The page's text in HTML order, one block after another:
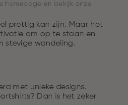
homepage en bekijk onze
prettig kan zijn. Maar het
om op te staan en
stevige wandeling.
met unieke designs.
Dan is het zeker